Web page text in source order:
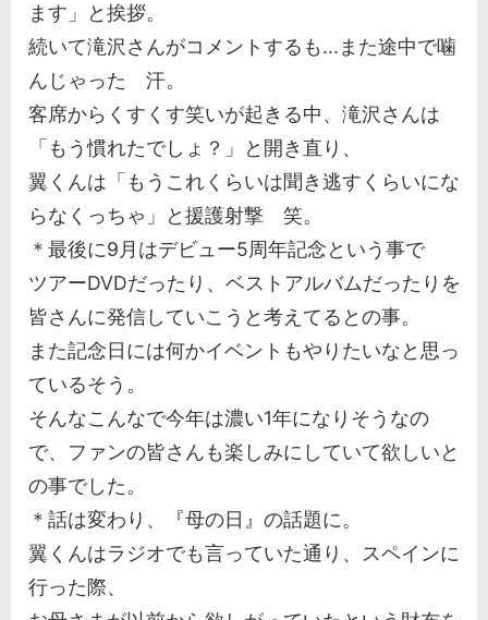
ます」と挨拶。
続いて滝沢さんがコメントするも...また途中で噛
んじゃった 汗。
客席からくすくす笑いが起きる中、滝沢さんは
「もう慣れたでしょ？」と開き直り、
翼くんは「もうこれくらいは聞き逃すくらいにな
らなくっちゃ」と援護射撃 笑。
＊最後に9月はデビュー5周年記念という事で
ツアーDVDだったり、ベストアルバムだったりを
皆さんに発信していこうと考えてるとの事。
また記念日には何かイベントもやりたいなと思っ
ているそう。
そんなこんなで今年は濃い1年になりそうなの
で、ファンの皆さんも楽しみにしていて欲しいと
の事でした。
＊話は変わり、『母の日』の話題に。
翼くんはラジオでも言っていた通り、スペインに
行った際、